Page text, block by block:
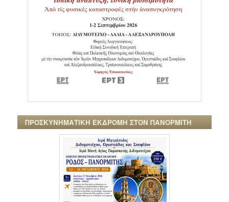
ΠΡΟΣΚΥΝΗΜΑΤΙΚΗ ΕΚΔΡΟΜΗ ΣΤΟΝ ΠΑΝΟΡΜΙΤΗ